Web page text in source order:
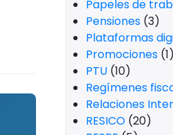
Papeles de
Pensiones (3)
Plataformas
Promociones (1)
PTU (10)
Regímenes
Relaciones
RESICO (20)